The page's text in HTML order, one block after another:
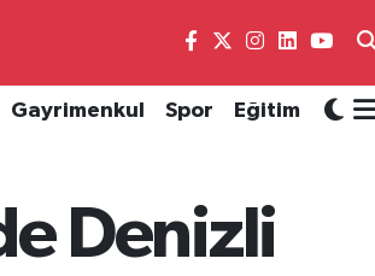
Gayrimenkul Spor Eğitim
Denizli